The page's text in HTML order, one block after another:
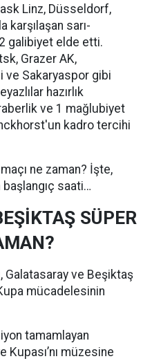
Linz, Düsseldorf,
karşılaşan sarı-
2 galibiyet elde etti.
Grazer AK,
ve Sakaryaspor gibi
hazırlık
ve 1 mağlubiyet
kadro tercihi
ne zaman? İşte,
başlangıç saati…
SÜPER
Galatasaray ve Beşiktaş
mücadelesinin
tamamlayan
müzesine